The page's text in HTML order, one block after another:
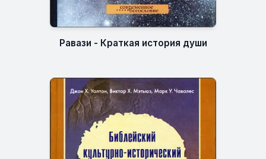
Равази - Краткая история души